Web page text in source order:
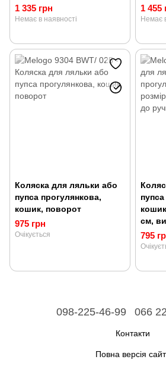
1 335 грн
Немає в наявності
1 455
Немає
Коляска для ляльки або
пупса прогулянкова,
кошик, поворот
975 грн
Очікується
см,
795
098-225-46-99 066
Контакти
Повна версія